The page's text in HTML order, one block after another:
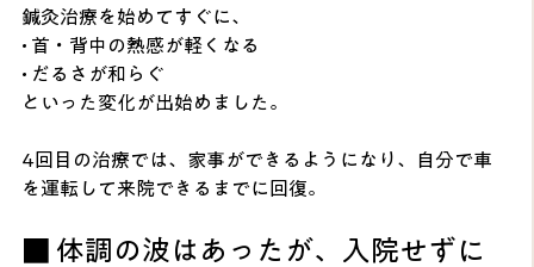
鍼灸治療を始めてすぐに、
• 首・背中の熱感が軽くなる
• だるさが和らぐ
といった変化が出始めました。
4回目の治療では、家事ができるようになり、自分で車
を運転して来院できるまでに回復。
■ 体調の波はあったが、入院せずに